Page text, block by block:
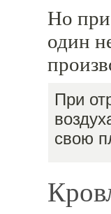
Но
один
При
свою